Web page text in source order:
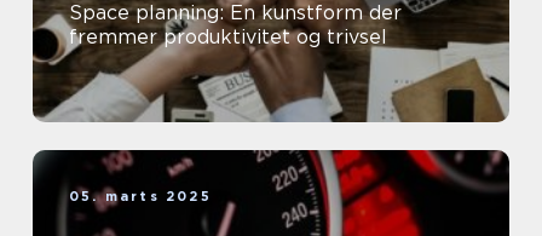
Space planning: En kunstform der
fremmer produktivitet og trivsel
05. marts 2025